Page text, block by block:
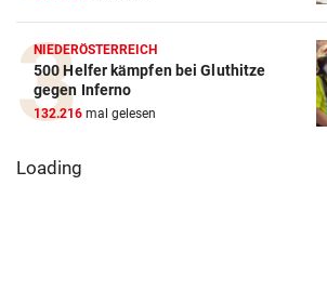
NIEDERÖSTERREICH
500 Helfer kämpfen bei Gluthitze
gegen Inferno
132.216 mal gelesen
Loading